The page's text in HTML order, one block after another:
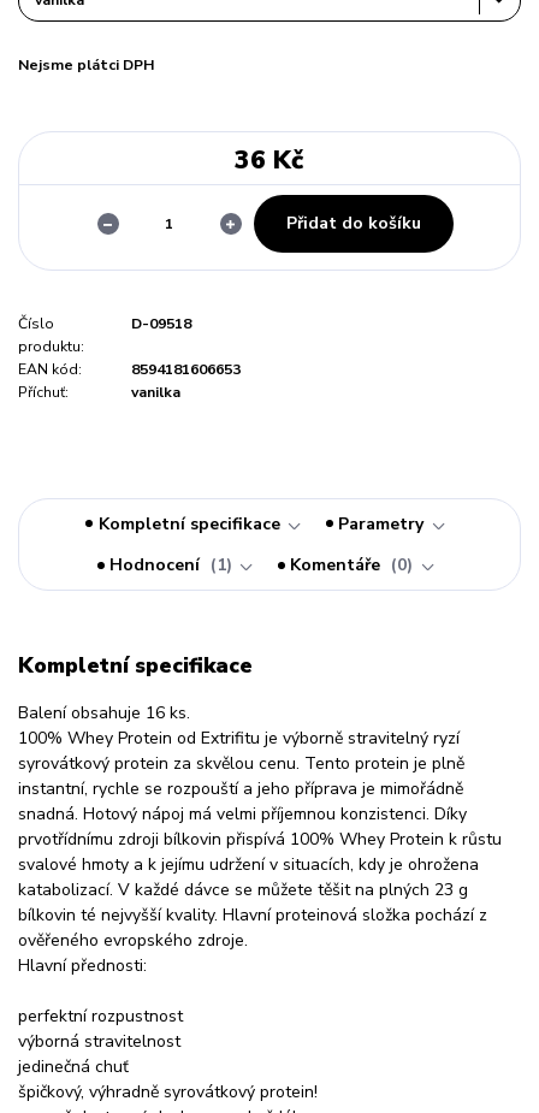
Nejsme plátci DPH
36 Kč
Přidat do košíku
Číslo
produktu:
D-09518
EAN kód:
8594181606653
Příchuť:
vanilka
Kompletní specifikace
Parametry
Hodnocení
1 Komentáře 0
Kompletní specifikace
Balení obsahuje 16 ks.
100% Whey Protein od Extrifitu je výborně stravitelný ryzí
syrovátkový protein za skvělou cenu. Tento protein je plně
instantní, rychle se rozpouští a jeho příprava je mimořádně
snadná. Hotový nápoj má velmi příjemnou konzistenci. Díky
prvotřídnímu zdroji bílkovin přispívá 100% Whey Protein k růstu
svalové hmoty a k jejímu udržení v situacích, kdy je ohrožena
katabolizací. V každé dávce se můžete těšit na plných 23 g
bílkovin té nejvyšší kvality. Hlavní proteinová složka pochází z
ověřeného evropského zdroje.
Hlavní přednosti:
perfektní rozpustnost
výborná stravitelnost
jedinečná chuť
špičkový, výhradně syrovátkový protein!